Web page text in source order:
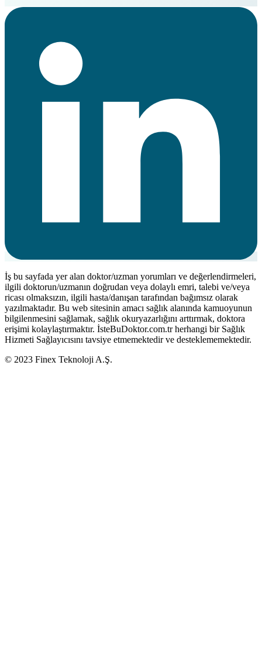
İş bu sayfada yer alan doktor/uzman yorumları ve değerlendirmeleri,
ilgili doktorun/uzmanın doğrudan veya dolaylı emri, talebi ve/veya
ricası olmaksızın, ilgili hasta/danışan tarafından bağımsız olarak
yazılmaktadır. Bu web sitesinin amacı sağlık alanında kamuoyunun
bilgilenmesini sağlamak, sağlık okuryazarlığını arttırmak, doktora
erişimi kolaylaştırmaktır. İsteBuDoktor.com.tr herhangi bir Sağlık
Hizmeti Sağlayıcısını tavsiye etmemektedir ve desteklememektedir.
© 2023 Finex Teknoloji A.Ş.